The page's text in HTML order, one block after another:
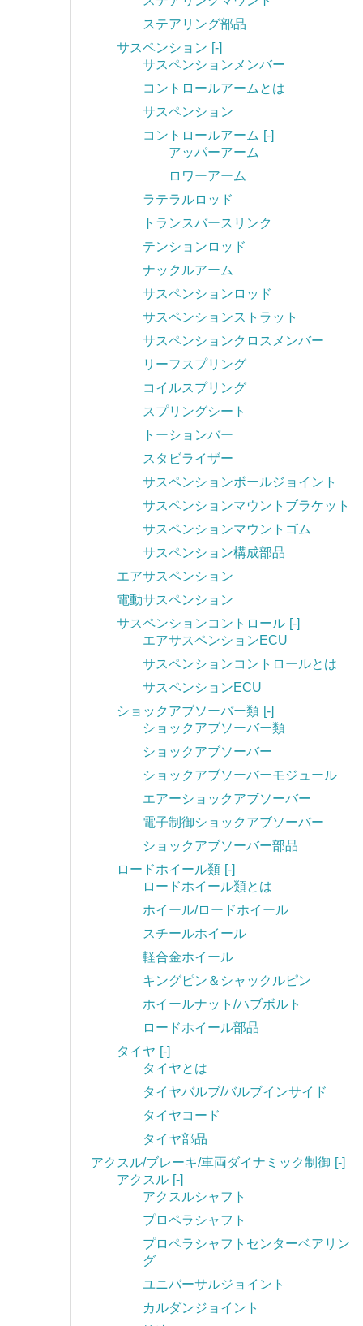
ステアリング部品
サスペンション [-]
サスペンションメンバー
コントロールアームとは
サスペンション
コントロールアーム [-]
アッパーアーム
ロワーアーム
ラテラルロッド
トランスバースリンク
テンションロッド
ナックルアーム
サスペンションロッド
サスペンションストラット
サスペンションクロスメンバー
リーフスプリング
コイルスプリング
スプリングシート
トーションバー
スタビライザー
サスペンションボールジョイント
サスペンションマウントブラケット
サスペンションマウントゴム
サスペンション構成部品
エアサスペンション
電動サスペンション
サスペンションコントロール [-]
エアサスペンションECU
サスペンションコントロールとは
サスペンションECU
ショックアブソーバー類 [-]
ショックアブソーバー類
ショックアブソーバー
ショックアブソーバーモジュール
エアーショックアブソーバー
電子制御ショックアブソーバー
ショックアブソーバー部品
ロードホイール類 [-]
ロードホイール類とは
ホイール/ロードホイール
スチールホイール
軽合金ホイール
キングピン＆シャックルピン
ホイールナット/ハブボルト
ロードホイール部品
タイヤ [-]
タイヤとは
タイヤバルブ/バルブインサイド
タイヤコード
タイヤ部品
アクスル/ブレーキ/車両ダイナミック制御 [-]
アクスル [-]
アクスルシャフト
プロペラシャフト
プロペラシャフトセンターベアリン
グ
ユニバーサルジョイント
カルダンジョイント